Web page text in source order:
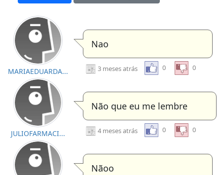
MARIAEDUARDA...
Nao
3 meses atrás 0 0
JULIOFARMACI...
Não que eu me lembre
4 meses atrás 0 0
Nãoo